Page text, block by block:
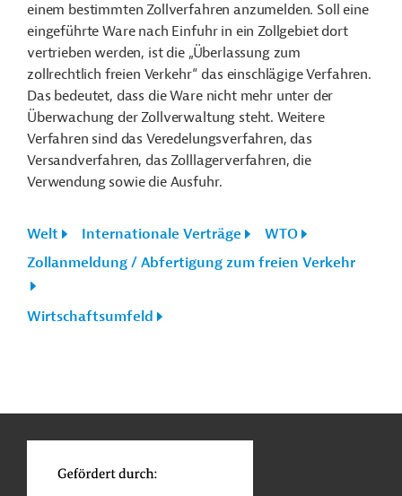
einem bestimmten Zollverfahren anzumelden. Soll eine
eingeführte Ware nach Einfuhr in ein Zollgebiet dort
vertrieben werden, ist die „Überlassung zum
zollrechtlich freien Verkehr“ das einschlägige Verfahren.
Das bedeutet, dass die Ware nicht mehr unter der
Überwachung der Zollverwaltung steht. Weitere
Verfahren sind das Veredelungsverfahren, das
Versandverfahren, das Zolllagerverfahren, die
Verwendung sowie die Ausfuhr.
Welt Internationale Verträge
WTO
Zollanmeldung / Abfertigung zum freien Verkehr
Wirtschaftsumfeld